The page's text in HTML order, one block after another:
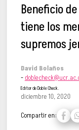
Beneficio
tiene los
supremos
David Bolaños
-
Editor de Doble Check.
diciembre 10, 2020
Compartir en: